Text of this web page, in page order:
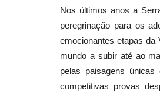
Nos últimos anos a
peregrinação para os
emocionantes etapas da
mundo a subir até ao
pelas paisagens
competitivas provas